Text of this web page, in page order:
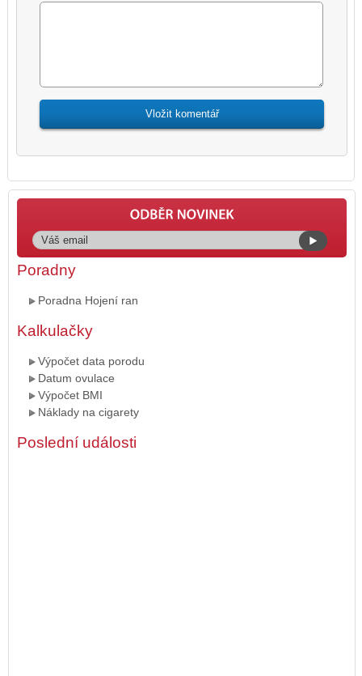
Poradny
Poradna Hojení ran
Kalkulačky
Výpočet data porodu
Datum ovulace
Výpočet BMI
Náklady na cigarety
Poslední události